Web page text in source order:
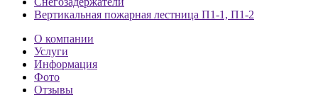
Вертикальная пожарная лестница П1-1, П1-2
О компании
Услуги
Информация
Фото
Отзывы